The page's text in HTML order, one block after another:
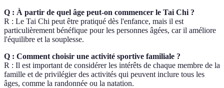
Q : À partir de quel âge peut-on commencer le Tai Chi ?
R : Le Tai Chi peut être pratiqué dès l'enfance, mais il est
particulièrement bénéfique pour les personnes âgées, car il améliore
l'équilibre et la souplesse.
Q : Comment choisir une activité sportive familiale ?
R : Il est important de considérer les intérêts de chaque membre de la
famille et de privilégier des activités qui peuvent inclure tous les
âges, comme la randonnée ou la natation.